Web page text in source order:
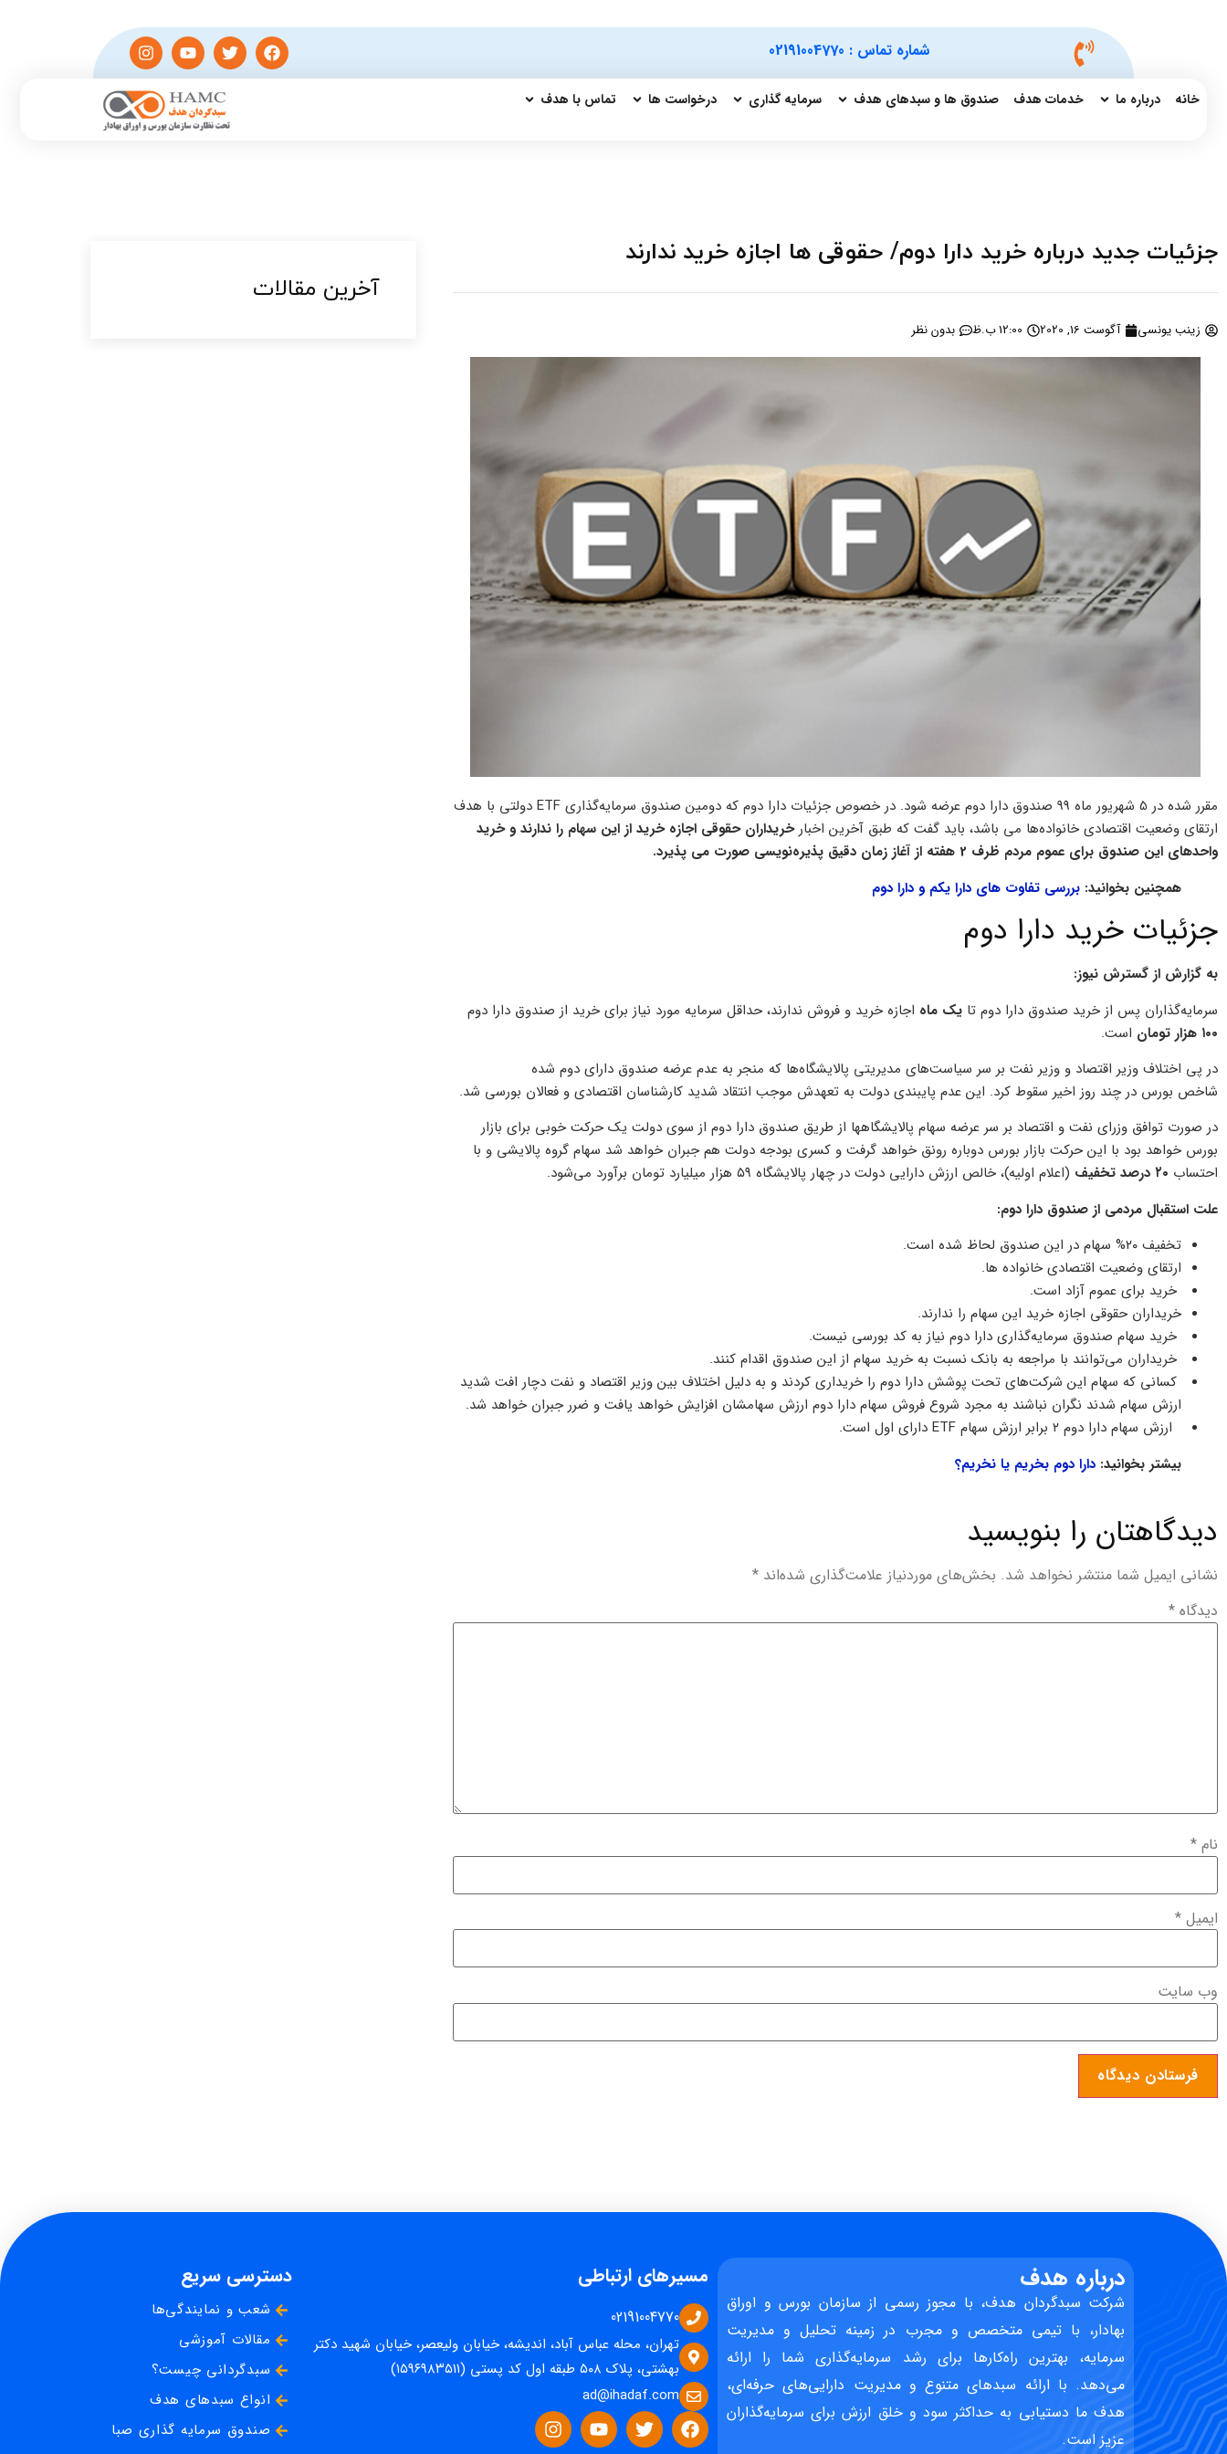
شماره تماس : 02191004770
خانه درباره ما خدمات هدف صندوق ها و سبدهای هدف سرمایه گذاری درخواست ها تماس با هدف
جزئیات جدید درباره خرید دارا دوم/ حقوقی ها اجازه خرید ندارند
زینب یونسی آگوست 16, 2020 12:00 ب.ظ بدون نظر
مقرر شده در 5 شهریور ماه 99 صندوق دارا دوم عرضه شود. در خصوص جزئیات دارا دوم که دومین صندوق سرمایه‌گذاری ETF دولتی با هدف
ارتقای وضعیت اقتصادی خانواده‌ها می باشد، باید گفت که طبق آخرین اخبارخریداران حقوقی اجازه خرید از این سهام را ندارند و خرید
واحدهای این صندوق برای عموم مردم ظرف 2 هفته از آغاز زمان دقیق پذیره‌نویسی صورت می پذیرد.
همچنین بخوانید: بررسی تفاوت های دارا یکم و دارا دوم
جزئیات خرید دارا دوم
به گزارش از گسترش نیوز:
سرمایه‌گذاران پس از خرید صندوق دارا دوم تا یک ماه اجازه خرید و فروش ندارند، حداقل سرمایه مورد نیاز برای خرید از صندوق دارا دوم
۱۰۰ هزار تومان
است.
در پی اختلاف وزیر اقتصاد و وزیر نفت بر سر سیاست‌‌های مدیریتی پالایشگاه‌ها که منجر به عدم عرضه صندوق دارای دوم شده
شاخص بورس در چند روز اخیر سقوط کرد. این عدم پایبندی دولت به تعهدش موجب انتقاد شدید کارشناسان اقتصادی و فعالان بورسی شد.
در صورت توافق وزرای نفت و اقتصاد بر سر عرضه سهام پالایشگاهها از طریق صندوق دارا دوم از سوی دولت یک حرکت خوبی برای بازار
بورس خواهد بود با این حرکت بازار بورس دوباره رونق خواهد گرفت و کسری بودجه دولت هم جبران خواهد شد سهام گروه پالایشی و با
احتساب ۲۰ درصد تخفیف
(اعلام اولیه)، خالص ارزش دارایی دولت در چهار پالایشگاه ۵۹ هزار میلیارد تومان برآورد می‌شود.
علت استقبال مردمی از صندوق دارا دوم:
تخفیف ۲۰% سهام در این صندوق لحاظ شده است.
ارتقای وضعیت اقتصادی خانواده ها.
خرید برای عموم آزاد است.
خریداران حقوقی اجازه خرید این سهام را ندارند.
خرید سهام صندوق سرمایه‌گذاری دارا دوم نیاز به کد بورسی نیست.
خریداران می‌توانند با مراجعه به بانک نسبت به خرید سهام از این صندوق اقدام کنند.
کسانی که سهام این شرکت‌های تحت پوشش دارا دوم را خریداری کردند و به دلیل اختلاف بین وزیر اقتصاد و نفت دچار افت شدید
ارزش سهام شدند نگران نباشند به مجرد شروع فروش سهام دارا دوم ارزش سهامشان افزایش خواهد یافت و ضرر جبران خواهد شد.
ارزش سهام دارا دوم ۲ برابر ارزش سهام ETF دارای اول است.
بیشتر بخوانید: دارا دوم بخریم یا نخریم؟
دیدگاهتان را بنویسید
نشانی ایمیل شما منتشر نخواهد شد. بخش‌های موردنیاز علامت‌گذاری شده‌اند *
دیدگاه *
نام *
ایمیل *
وب‌ سایت
آخرین مقالات​
درباره هدف
شرکت سبدگردان هدف، با مجوز رسمی از سازمان بورس و اوراق
بهادار، با تیمی متخصص و مجرب در زمینه تحلیل و مدیریت
سرمایه، بهترین راه‌کارها برای رشد سرمایه‌گذاری شما را ارائه
می‌دهد. با ارائه سبدهای متنوع و مدیریت دارایی‌های حرفه‌ای،
هدف ما دستیابی به حداکثر سود و خلق ارزش برای سرمایه‌گذاران
عزیز است.
مسیرهای ارتباطی
02191004770
تهران، محله عباس آباد، اندیشه، خیابان ولیعصر، خیابان شهید دکتر
بهشتی، پلاک ۵۰۸ طبقه اول کد پستی (۱۵۹۶۹۸۳۵۱۱)
ad@ihadaf.com
دسترسی سریع
شعب و نمایندگی‌ها
مقالات آموزشی
سبدگردانی چیست؟
انواع سبدهای هدف
صندوق سرمایه گذاری صبا